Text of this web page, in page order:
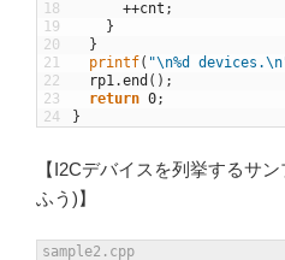
18
19
20
21
22
23
24
++cnt ;
}
}
printf( "\n%d
rp1.end ( ) ;
return 0;
}
【I2Cデバイスを列挙するサ
ふう)】
sample2.cpp